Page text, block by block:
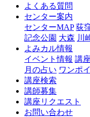
よくある質問
センター案内
センターMAP 荻
記念公園 大森 川
よみカル情報
イベント情報 講
月の占い ワンポ
講座検索
講師募集
講座リクエスト
お問い合わせ